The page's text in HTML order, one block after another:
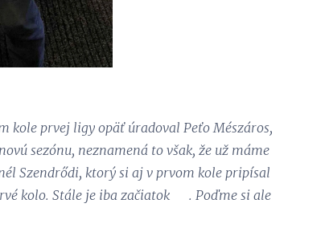
kole prvej ligy opäť úradoval Peťo Mészáros,
sezónu, neznamená to však, že už máme
Szendrődi, ktorý si aj v prvom kole pripísal
kolo. Stále je iba začiatok 😉. Poďme si ale